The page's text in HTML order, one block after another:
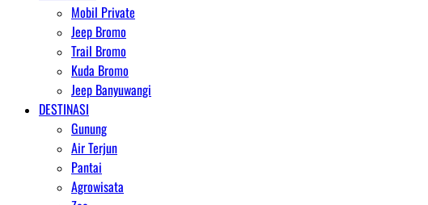
Mobil Private
Jeep Bromo
Trail Bromo
Kuda Bromo
Jeep Banyuwangi
DESTINASI
Gunung
Air Terjun
Pantai
Agrowisata